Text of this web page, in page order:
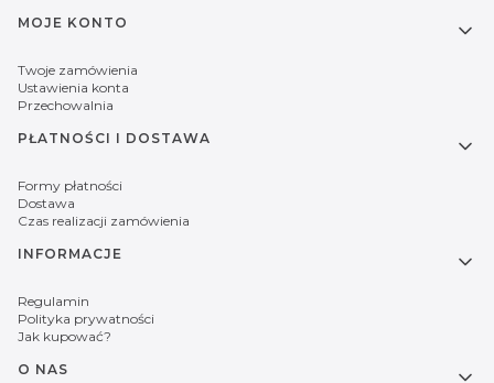
MOJE KONTO
Twoje zamówienia
Ustawienia konta
Przechowalnia
PŁATNOŚCI I DOSTAWA
Formy płatności
Dostawa
Czas realizacji zamówienia
INFORMACJE
Regulamin
Polityka prywatności
Jak kupować?
O NAS